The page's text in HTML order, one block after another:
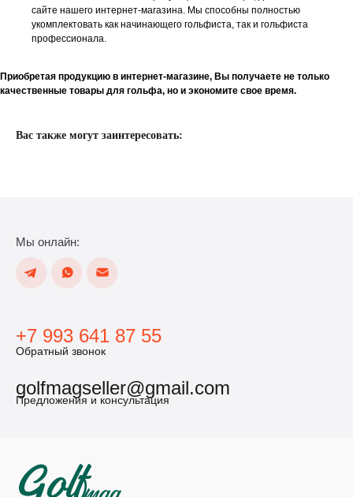
сайте нашего интернет-магазина. Мы способны полностью
укомплектовать как начинающего гольфиста, так и гольфиста
профессионала.
Приобретая продукцию в интернет-магазине, Вы получаете не только
качественные товары для гольфа, но и экономите свое время.
Вас также могут заинтересовать:
+7 993 641 87 55
Обратный звонок
golfmagseller@gmail.com
Предложения и консультация
Мы онлайн: